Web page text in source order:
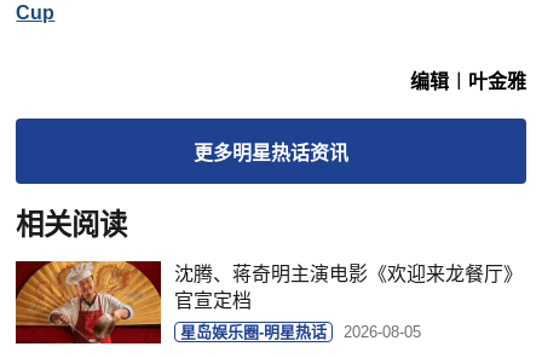
Cup
编辑︱叶金雅
更多明星热话资讯
相关阅读
沈腾、蒋奇明主演电影《欢迎来龙餐厅》
官宣定档
星岛娱乐圈-明星热话 2026-08-05